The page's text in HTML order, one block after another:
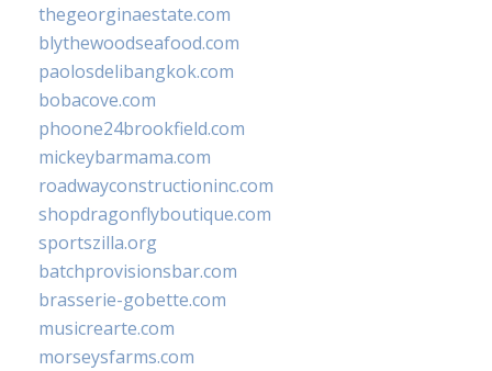
thegeorginaestate.com
blythewoodseafood.com
paolosdelibangkok.com
bobacove.com
phoone24brookfield.com
mickeybarmama.com
roadwayconstructioninc.com
shopdragonflyboutique.com
sportszilla.org
batchprovisionsbar.com
brasserie-gobette.com
musicrearte.com
morseysfarms.com